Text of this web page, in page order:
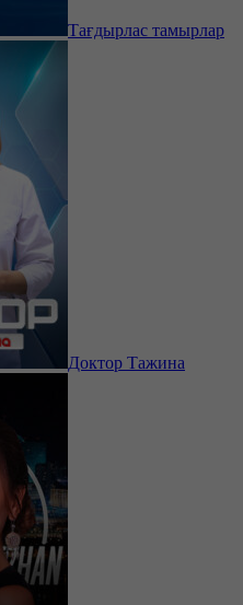
Тағдырлас тамырлар
Доктор Тажина